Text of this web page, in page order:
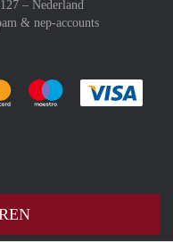
– Nederland
& nep-accounts
gemakkelijk af met Paypal
Je rekent gemakkelijk af met
Je rekent